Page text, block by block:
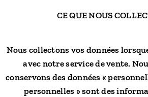
CE QUE NOUS
Nous collectons vos données
avec notre service de vente.
conservons des données «
personnelles » sont des